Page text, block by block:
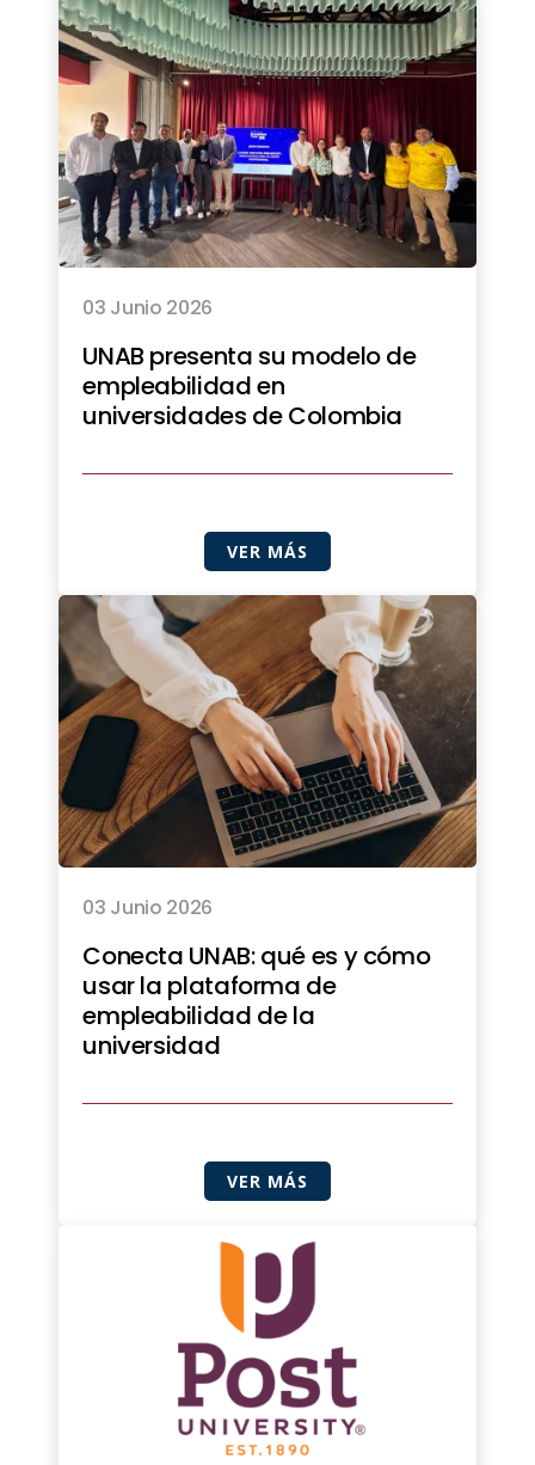
03 Junio 2026
UNAB presenta su modelo de
empleabilidad en
universidades de Colombia
VER MÁS
03 Junio 2026
Conecta UNAB: qué es y cómo
usar la plataforma de
empleabilidad de la
universidad
VER MÁS